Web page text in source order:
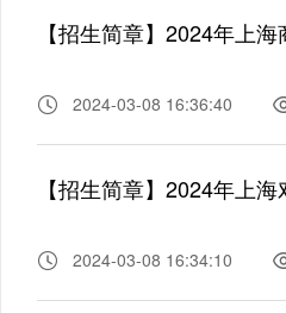
【招生简章】2024年上
2024-03-08 16:36:40
【招生简章】2024年上
2024-03-08 16:34:10